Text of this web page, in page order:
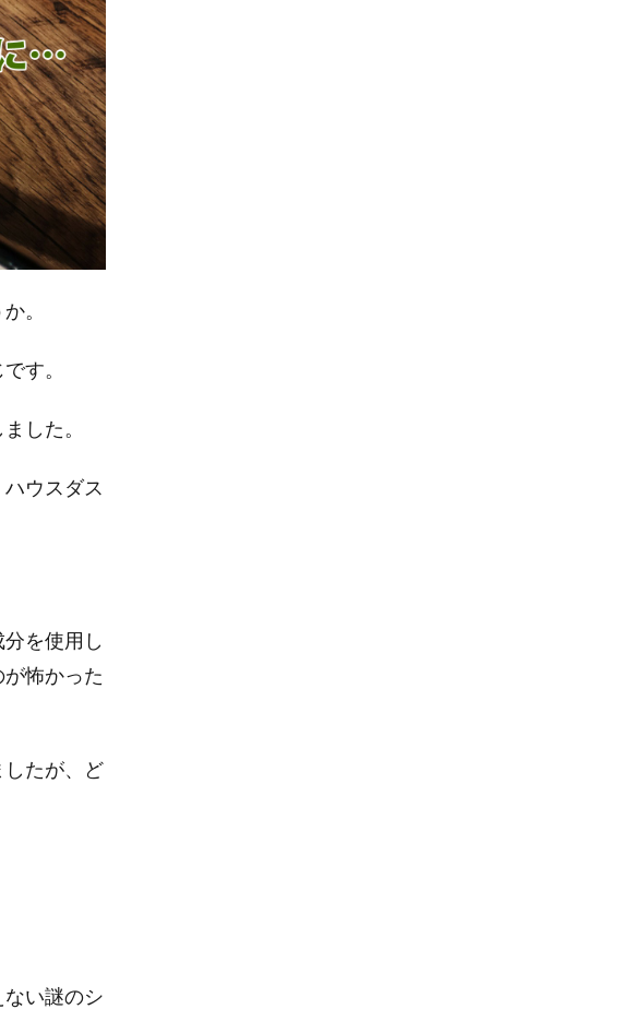
。
す。
した。
ウスダス
を使用し
怖かった
たが、ど
い謎のシ